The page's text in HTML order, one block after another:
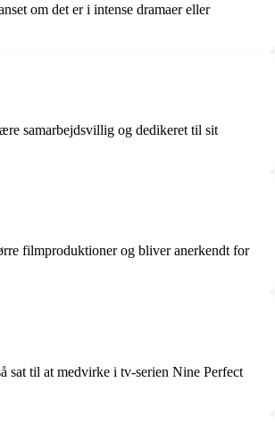
om det er i intense dramaer eller
samarbejdsvillig og dedikeret til sit
filmproduktioner og bliver anerkendt for
sat til at medvirke i tv-serien Nine Perfect